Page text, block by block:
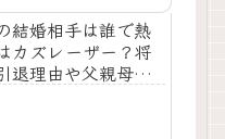
結婚相手は誰で熱
カズレーザー？将
退理由や父親母親